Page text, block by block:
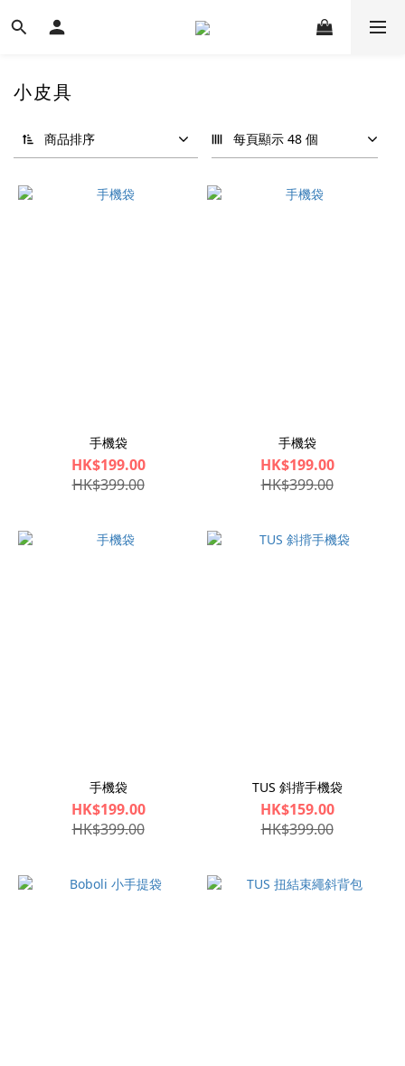
小皮具
商品排序 每頁顯示 48 個
手機袋
HK$199.00
HK$399.00
手機袋
HK$199.00
HK$399.00
手機袋
HK$199.00
HK$399.00
TUS 斜揹手機袋
HK$159.00
HK$399.00